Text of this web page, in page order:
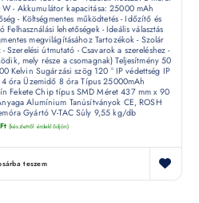
- Akkumulátor kapacitása: 25000 mAh
- Költségmentes működtetés - Időzítő és
lehetőségek - Ideális választás
megvilágításához Tartozékok - Szolár
Szerelési útmutató - Csavarok a szereléshez -
mely része a csomagnak) Teljesítmény 50
Kelvin Sugárzási szög 120 ° IP védettség IP
óra Üzemidő 8 óra Típus 25000mAh
Fekete Chip típus SMD Méret 437 mm x 90
Alumínium Tanúsítványok CE, ROSH
Gyártó V-TAC Súly 9,55 kg/db
Ft (készletről érdeklődjön)
teszem